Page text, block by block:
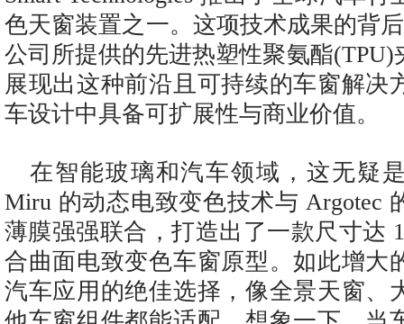
色天窗装置之一。这项技术成果的背
公司所提供的先进热塑性聚氨酯(TPU)
展现出这种前沿且可持续的车窗解决
车设计中具备可扩展性与商业价值。
在智能玻璃和汽车领域，这无疑
Miru 的动态电致变色技术与 Argotec
薄膜强强联合，打造出了一款尺寸达
合曲面电致变色车窗原型。如此增大
汽车应用的绝佳选择，像全景天窗、